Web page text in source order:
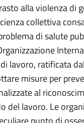
alla violenza di
collettiva
di salute
lavoro, ratificata
misure per
al
del lavoro. Le